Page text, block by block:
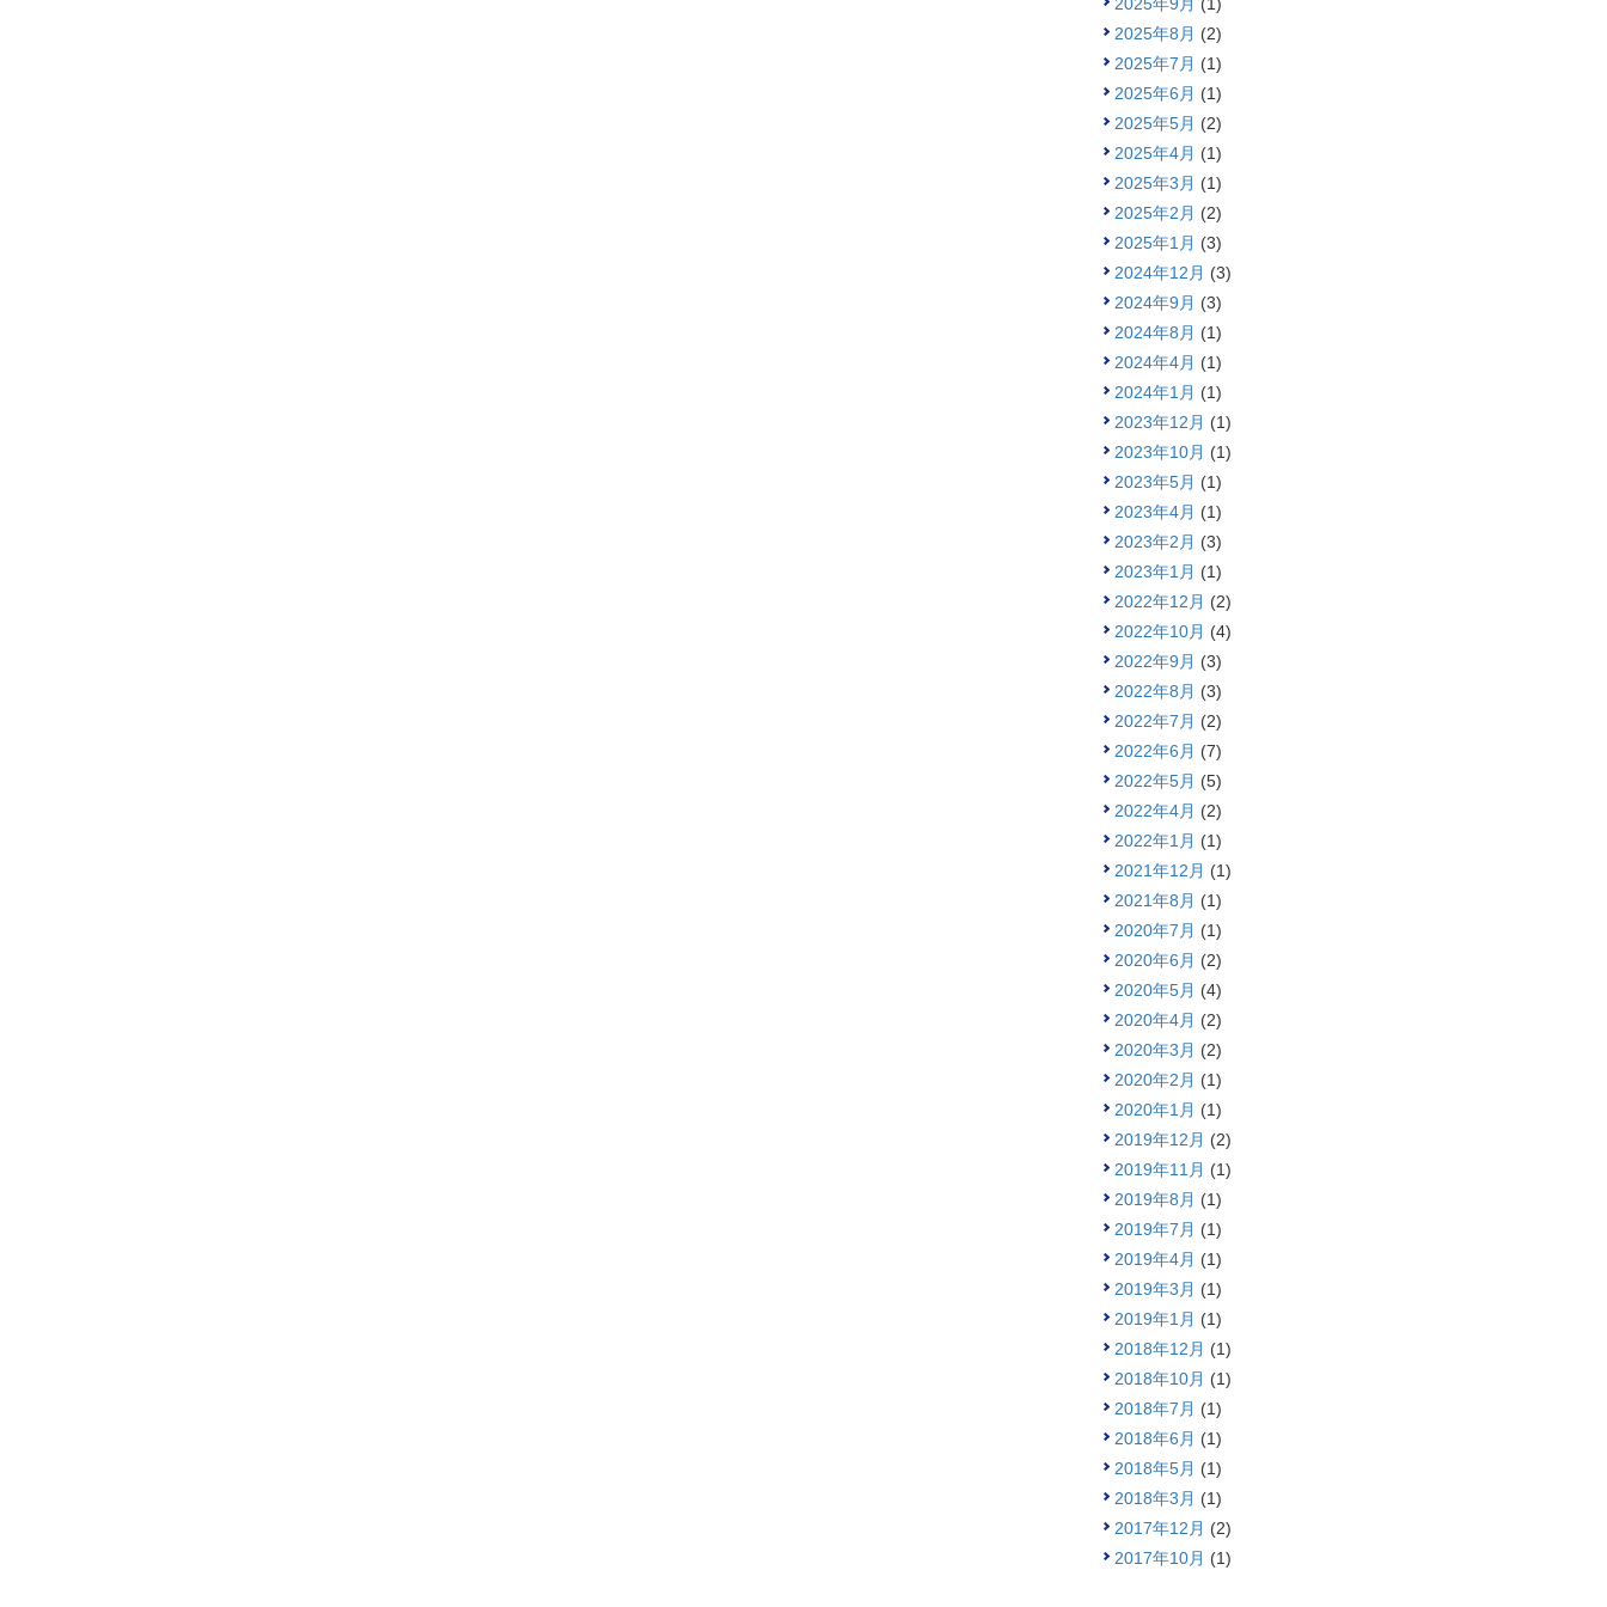
2025年8月 (2)
2025年7月 (1)
2025年6月 (1)
2025年5月 (2)
2025年4月 (1)
2025年3月 (1)
2025年2月 (2)
2025年1月 (3)
2024年12月 (3)
2024年9月 (3)
2024年8月 (1)
2024年4月 (1)
2024年1月 (1)
2023年12月 (1)
2023年10月 (1)
2023年5月 (1)
2023年4月 (1)
2023年2月 (3)
2023年1月 (1)
2022年12月 (2)
2022年10月 (4)
2022年9月 (3)
2022年8月 (3)
2022年7月 (2)
2022年6月 (7)
2022年5月 (5)
2022年4月 (2)
2022年1月 (1)
2021年12月 (1)
2021年8月 (1)
2020年7月 (1)
2020年6月 (2)
2020年5月 (4)
2020年4月 (2)
2020年3月 (2)
2020年2月 (1)
2020年1月 (1)
2019年12月 (2)
2019年11月 (1)
2019年8月 (1)
2019年7月 (1)
2019年4月 (1)
2019年3月 (1)
2019年1月 (1)
2018年12月 (1)
2018年10月 (1)
2018年7月 (1)
2018年6月 (1)
2018年5月 (1)
2018年3月 (1)
2017年12月 (2)
2017年10月 (1)